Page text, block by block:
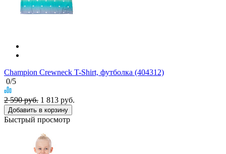
Champion Crewneck T-Shirt, футболка (404312)
0/5
2 590 руб. 1 813 руб.
Добавить в корзину
Быстрый просмотр